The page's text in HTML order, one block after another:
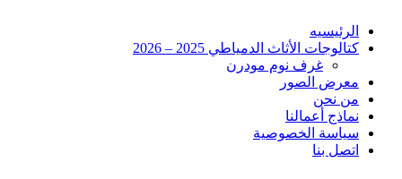
الرئيسيه
كتالوجات الأثاث الدمياطي 2025 – 2026
غرف نوم مودرن
معرض الصور
من نحن
نماذج أعمالنا
سياسة الخصوصية
اتصل بنا